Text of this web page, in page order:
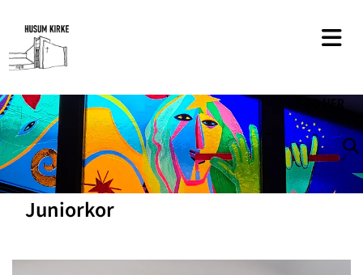
HER
Juniorkor